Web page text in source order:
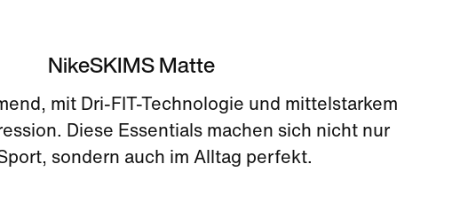
NikeSKIMS Matte
mit Dri-FIT-Technologie und mittelstarkem
Diese Essentials machen sich nicht nur
sondern auch im Alltag perfekt.